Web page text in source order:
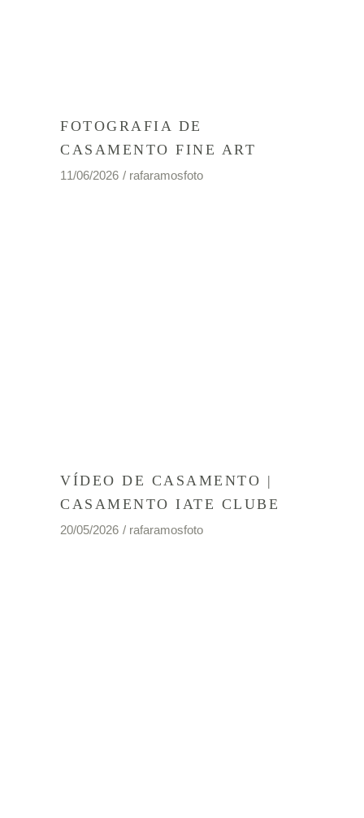
FOTOGRAFIA DE
CASAMENTO FINE ART
11/06/2026 rafaramosfoto
VÍDEO DE CASAMENTO |
CASAMENTO IATE CLUBE
20/05/2026 rafaramosfoto